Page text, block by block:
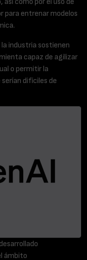
para entrenar modelos
industria sostienen
capaz de agilizar
o permitir la
difíciles de
ámbito